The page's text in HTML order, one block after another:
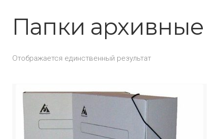
Папки архивные
Отображается единственный результат